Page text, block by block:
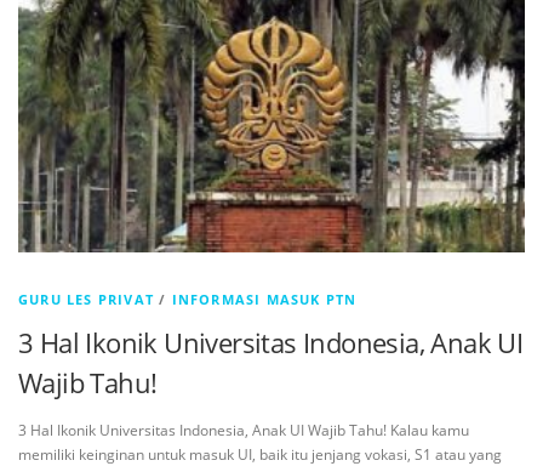
GURU LES PRIVAT / INFORMASI MASUK PTN
3 Hal Ikonik Universitas Indonesia, Anak UI
Wajib Tahu!
3 Hal Ikonik Universitas Indonesia, Anak UI Wajib Tahu! Kalau kamu
memiliki keinginan untuk masuk UI, baik itu jenjang vokasi, S1 atau yang